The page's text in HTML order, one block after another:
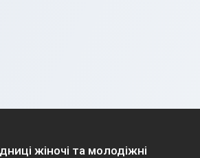
жіночі та молодіжні